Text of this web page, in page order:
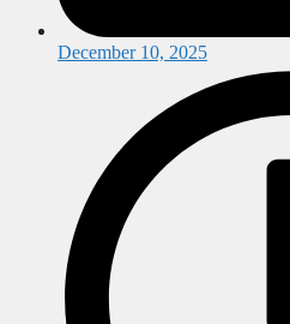
December 10, 2025